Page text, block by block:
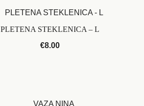
PLETENA STEKLENICA – L
€8.00